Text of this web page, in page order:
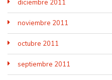
diciembre 2011
noviembre 2011
octubre 2011
septiembre 2011